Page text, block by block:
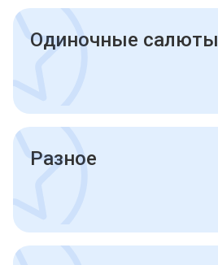
Одиночные салюты
Разное